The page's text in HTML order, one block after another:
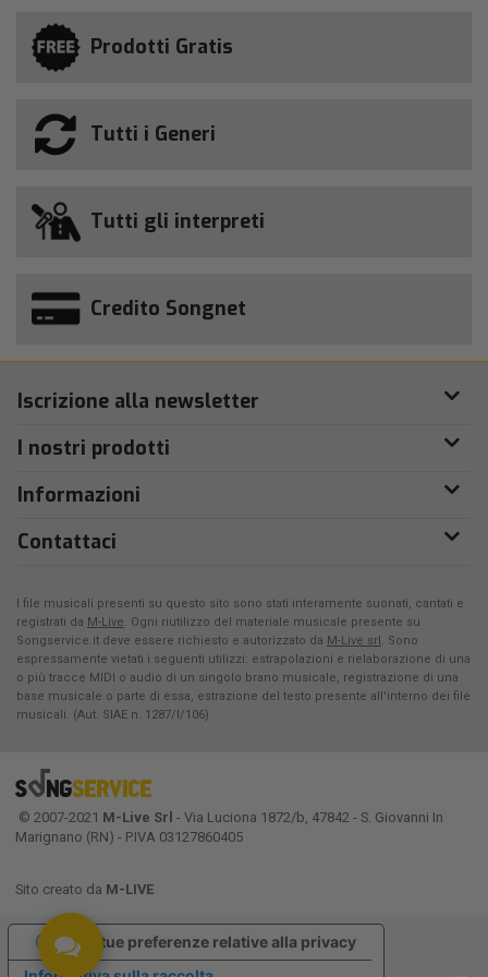
Prodotti Gratis
Tutti i Generi
Tutti gli interpreti
Credito Songnet
Iscrizione alla newsletter
I nostri prodotti
Informazioni
Contattaci
I file musicali presenti su questo sito sono stati interamente suonati, cantati e
registrati da M-Live. Ogni riutilizzo del materiale musicale presente su
Songservice.it deve essere richiesto e autorizzato da M-Live srl. Sono
espressamente vietati i seguenti utilizzi: estrapolazioni e rielaborazione di una
o più tracce MIDI o audio di un singolo brano musicale, registrazione di una
base musicale o parte di essa, estrazione del testo presente all'interno dei file
musicali. (Aut. SIAE n. 1287/I/106)
© 2007-2021 M-Live Srl - Via Luciona 1872/b, 47842 - S. Giovanni In
Marignano (RN) - P.IVA 03127860405
Sito creato da M-LIVE
Le tue preferenze relative alla privacy